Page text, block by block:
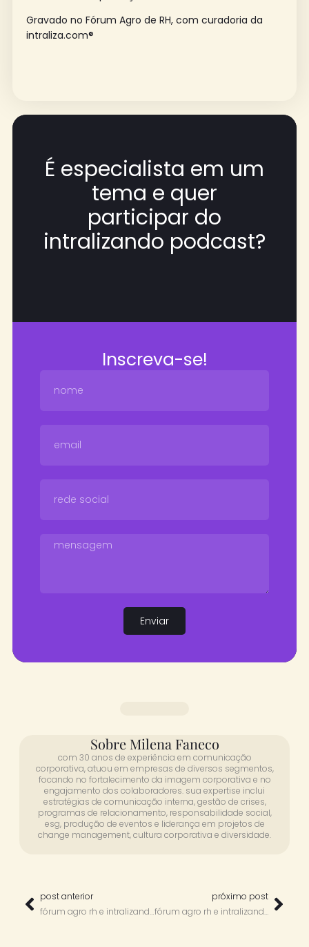
Gravado no Fórum Agro de RH, com curadoria da
intraliza.com®
É especialista em um
tema e quer
participar do
intralizando podcast?
Inscreva-se!
Enviar
Sobre Milena Faneco
com 30 anos de experiência em comunicação
corporativa, atuou em empresas de diversos segmentos,
focando no fortalecimento da imagem corporativa e no
engajamento dos colaboradores. sua expertise inclui
estratégias de comunicação interna, gestão de crises,
programas de relacionamento, responsabilidade social,
esg, produção de eventos e liderança em projetos de
change management, cultura corporativa e diversidade.
post anterior
fórum agro rh e intralizando por aí com milton arruda
próximo post
fórum agro rh e intralizando por aí com orlando nastri